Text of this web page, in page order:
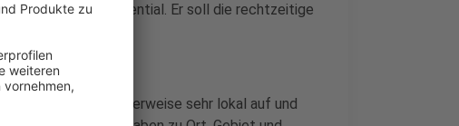
Unwetterpotential. Er soll die rechtzeitige
treten typischerweise sehr lokal auf und